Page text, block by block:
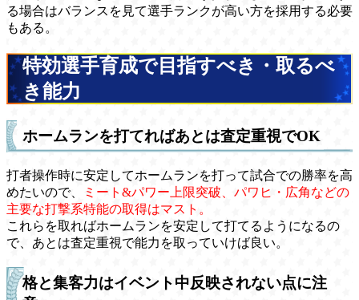
る場合はバランスを見て選手ランクが高い方を採用する必要
もある。
特効選手育成で目指すべき・取るべ
き能力
ホームランを打てればあとは査定重視でOK
打者操作時に安定してホームランを打って試合での勝率を高
めたいので、
ミート&パワー上限突破、パワヒ・広角などの
主要な打撃系特能の取得はマスト。
これらを取ればホームランを安定して打てるようになるの
で、あとは査定重視で能力を取っていけば良い。
格と集客力はイベント中反映されない点に注